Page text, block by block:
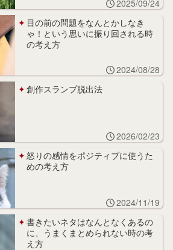
2025/09/24
目の前の問題をなんとかしなき
ゃ！という思いに振り回される時
の考え方
2024/08/28
創作スランプ脱出法
2026/02/23
怒りの感情をポジティブに使うた
めの考え方
2024/11/19
書きたいネタはなんとなくあるの
に、うまくまとめられない時の考
え方